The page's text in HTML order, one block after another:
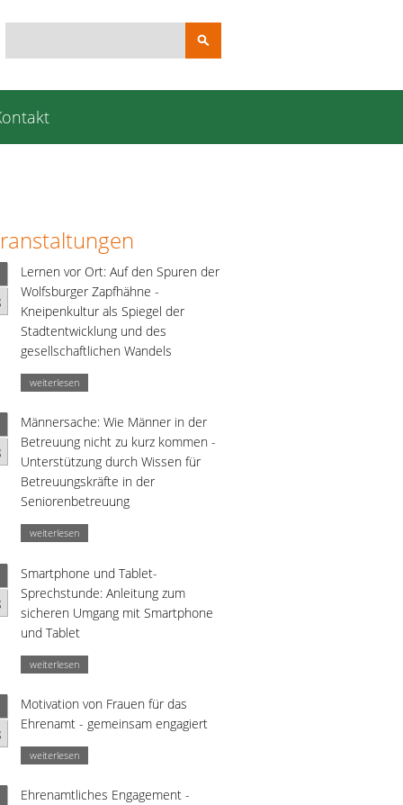
Suchbegriffe
Lernen vor Ort: Auf den Spuren der
Wolfsburger Zapfhähne -
Kneipenkultur als Spiegel der
Stadtentwicklung und des
gesellschaftlichen Wandels
weiterlesen
Männersache: Wie Männer in der
Betreuung nicht zu kurz kommen -
Unterstützung durch Wissen für
Betreuungskräfte in der
Seniorenbetreuung
weiterlesen
Smartphone und Tablet-
Sprechstunde: Anleitung zum
sicheren Umgang mit Smartphone
und Tablet
weiterlesen
Motivation von Frauen für das
Ehrenamt - gemeinsam engagiert
weiterlesen
Ehrenamtliches Engagement -